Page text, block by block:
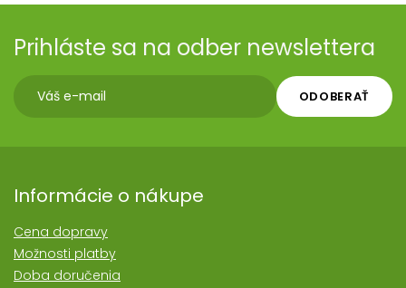
Prihláste sa na odber newslettera
ODOBERAŤ
Informácie o nákupe
Cena dopravy
Možnosti platby
Doba doručenia